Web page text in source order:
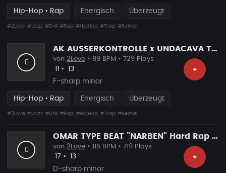
Hip-Hop • Rap Energisch Überzeugt
#2Love #Jazz #Drill #Rap #HipHop #Trap #Reime
AK AUSSERKONTROLLE x UNDACAVA TYPE BEAT ”MAGAZIN” Hard Rap Beat
+
von 2Love • 99 BPM • 729 Plays
Likes
• Vorgeschlagen
13
F-sharp minor
Hip-Hop • Rap Energisch Überzeugt
#2Love #Jazz #Drill #Rap #HipHop #Trap #Reime
OMAR TYPE BEAT ”NARBEN” Hard Rap Beat
+
von 2Love • 115 BPM • 719 Plays
Likes
17 • Vorgeschlagen
13
D-sharp minor